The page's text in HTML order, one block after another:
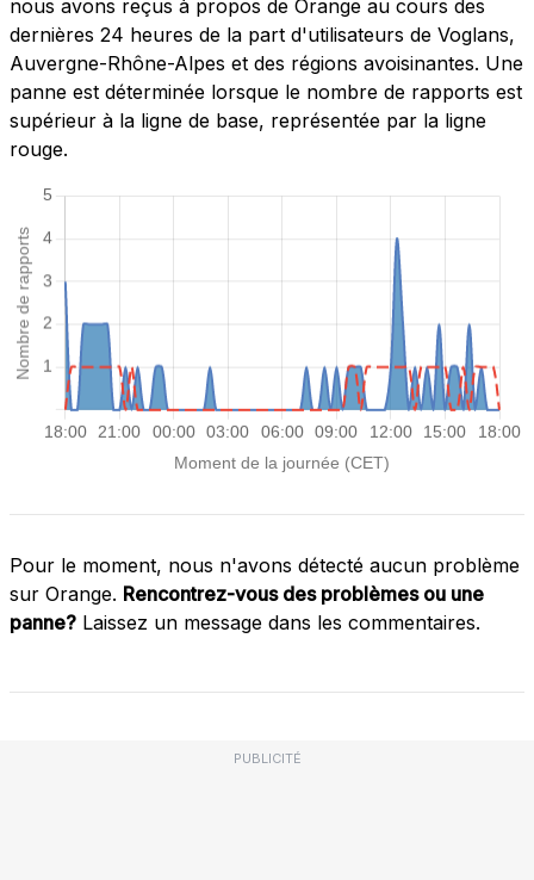
nous avons reçus à propos de Orange au cours des
dernières 24 heures de la part d'utilisateurs de Voglans,
Auvergne-Rhône-Alpes et des régions avoisinantes. Une
panne est déterminée lorsque le nombre de rapports est
supérieur à la ligne de base, représentée par la ligne
rouge.
Pour le moment, nous n'avons détecté aucun problème
sur Orange. Rencontrez-vous des problèmes ou une
panne? Laissez un message dans les commentaires.
PUBLICITÉ